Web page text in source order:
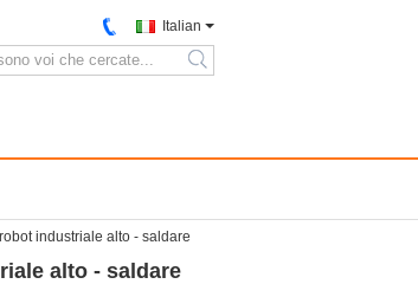
Italian
search
industriale alto - saldare
alto - saldare